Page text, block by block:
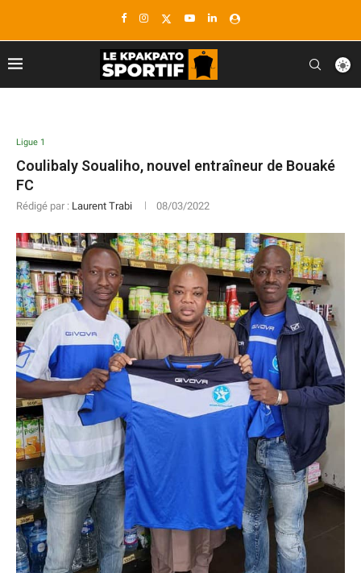
Ligue 1
Coulibaly Soualiho, nouvel entraîneur de Bouaké
FC
Rédigé par : Laurent Trabi 08/03/2022